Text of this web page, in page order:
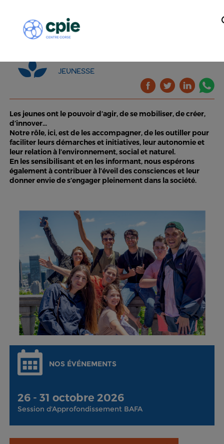
JEUNESSE
Les jeunes ont le pouvoir d’agir, de se mobiliser, de créer,
d’innover…
Notre rôle, ici, est de les accompagner, de les outiller pour
faciliter leurs démarches et initiatives, leur autonomie et
leur relation à l’environnement, social et naturel.
En les sensibilisant et en les informant, nous espérons
également à contribuer à l’éveil des consciences et leur
donner envie de s’engager pleinement dans la société.
NOS ÉVÉNEMENTS
26 - 31 octobre 2026
Session d'Approfondissement BAFA